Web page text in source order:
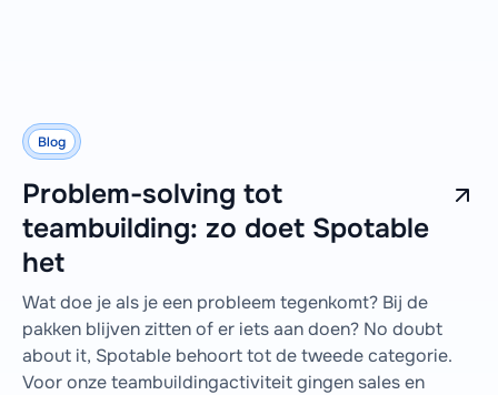
Blog
Problem-solving tot
teambuilding: zo doet Spotable
het
Wat doe je als je een probleem tegenkomt? Bij de
pakken blijven zitten of er iets aan doen? No doubt
about it, Spotable behoort tot de tweede categorie.
Voor onze teambuildingactiviteit gingen sales en